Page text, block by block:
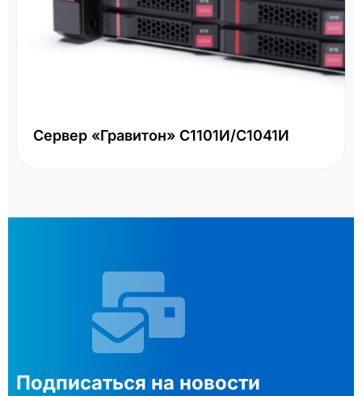
Сервер «Гравитон» С1101И/С1041И
Подписаться на новости